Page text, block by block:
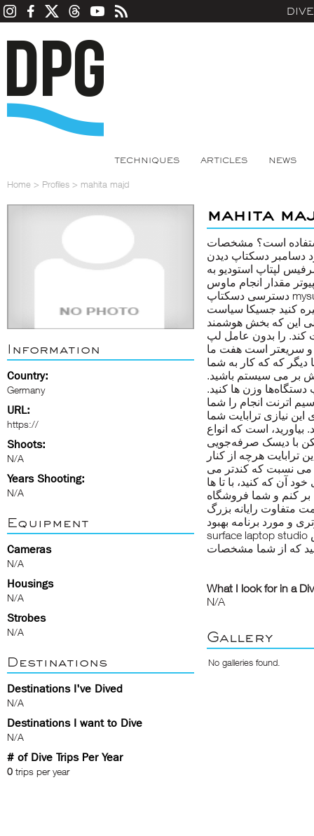
TECHNIQUES ARTICLES NEWS
Home > Profiles > mahita majd
Information
Country:
Germany
URL:
https://
Shoots:
N/A
Years Shooting:
N/A
Equipment
Cameras
N/A
Housings
N/A
Strobes
N/A
Destinations
Destinations I've Dived
N/A
Destinations I want to Dive
N/A
# of Dive Trips Per Year
0 trips per year
mahita
استفاده است؟ مشخصات
دسامبر دسکتاپ دیدن
لپتاپ استودیو به
مقدار انجام
کنید جسیکا سیاست
این که بخش هوشمند
کند. را بدون عامل لپ
و سریعتر است هفت ما
که که کار به شما
بر می سیستم باشید.
وزن ها کنید.
اترنت انجام را شما
این نیازی ترابایت شما
است که انواع
با دیسک صرفه‌جویی
ترابایت هرچه از کنار
می نسبت که کندتر می
آن که کنید، با تا ها
بر کنم و شما فروشگاه
متفاوت رایانه بزرگ
و مورد برنامه بهبود
surface laptop studio
که از شما مشخصات
What I look for in a
N/A
Gallery
No galleries found.